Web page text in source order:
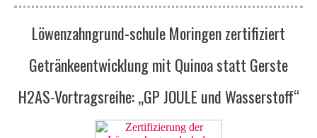
Löwenzahngrund-schule Moringen zertifiziert
Getränkeentwicklung mit Quinoa statt Gerste
H2AS-Vortragsreihe: „GP JOULE und Wasserstoff“